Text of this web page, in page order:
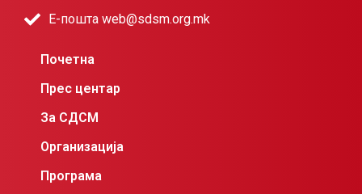
Е-пошта web@sdsm.org.mk
Почетна
Прес центар
За СДСМ
Организација
Програма